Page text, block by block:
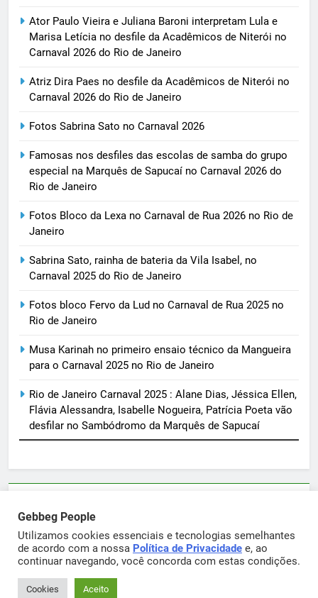
Ator Paulo Vieira e Juliana Baroni interpretam Lula e
Marisa Letícia no desfile da Acadêmicos de Niterói no
Carnaval 2026 do Rio de Janeiro
Atriz Dira Paes no desfile da Acadêmicos de Niterói no
Carnaval 2026 do Rio de Janeiro
Fotos Sabrina Sato no Carnaval 2026
Famosas nos desfiles das escolas de samba do grupo
especial na Marquês de Sapucaí no Carnaval 2026 do
Rio de Janeiro
Fotos Bloco da Lexa no Carnaval de Rua 2026 no Rio de
Janeiro
Sabrina Sato, rainha de bateria da Vila Isabel, no
Carnaval 2025 do Rio de Janeiro
Fotos bloco Fervo da Lud no Carnaval de Rua 2025 no
Rio de Janeiro
Musa Karinah no primeiro ensaio técnico da Mangueira
para o Carnaval 2025 no Rio de Janeiro
Rio de Janeiro Carnaval 2025 : Alane Dias, Jéssica Ellen,
Flávia Alessandra, Isabelle Nogueira, Patrícia Poeta vão
desfilar no Sambódromo da Marquês de Sapucaí
sortimentos@yahoo.com.br
Gebbeg Powered ByBlazeThemes.
Gebbeg People
Utilizamos cookies essenciais e tecnologias semelhantes
de acordo com a nossa Política de Privacidade e, ao
continuar navegando, você concorda com estas condições.
Cookies Aceito